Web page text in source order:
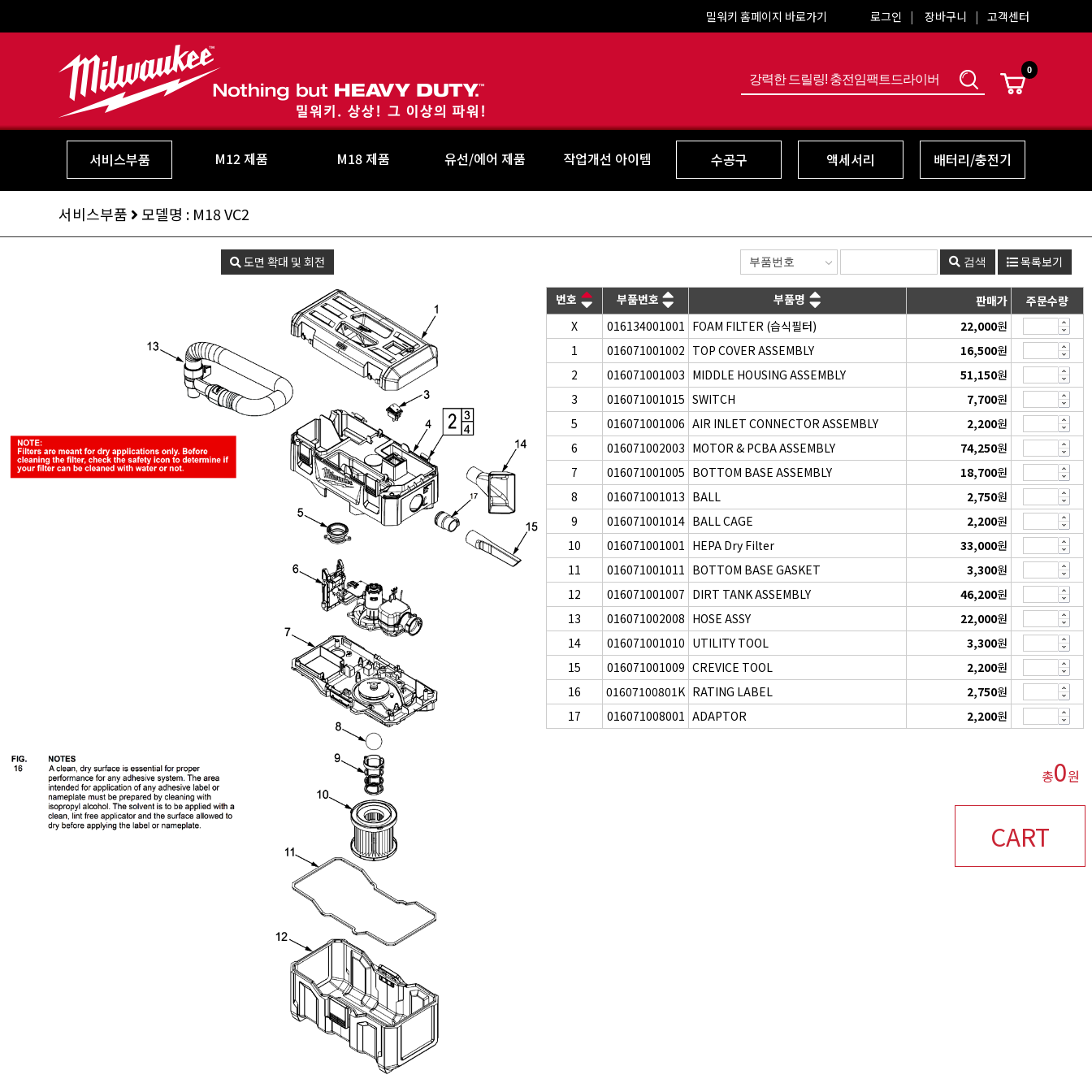
밀워키 홈페이지 바로가기 로그인 장바구니 고객센터
0
서비스부품 M12 제품 M18 제품 유선/에어 제품 작업개선 아이템 수공구 액세서리 배터리/충전기
서비스부품 모델명 : M18 VC2
도면 확대 및 회전 검색 목록보기
번호 부품번호 부품명 판매가
주문수량
X
016134001001 FOAM FILTER (습식필터) 22,000원
1
016071001002 TOP COVER ASSEMBLY 16,500원
2
016071001003 MIDDLE HOUSING ASSEMBLY 51,150원
3
016071001015 SWITCH 7,700원
5
016071001006 AIR INLET CONNECTOR ASSEMBLY 2,200원
6
016071002003 MOTOR & PCBA ASSEMBLY 74,250원
7
016071001005 BOTTOM BASE ASSEMBLY 18,700원
8
016071001013 BALL 2,750원
9
016071001014 BALL CAGE 2,200원
10
016071001001 HEPA Dry Filter 33,000원
11
016071001011 BOTTOM BASE GASKET 3,300원
12
016071001007 DIRT TANK ASSEMBLY 46,200원
13
016071002008 HOSE ASSY 22,000원
14
016071001010 UTILITY TOOL 3,300원
15
016071001009 CREVICE TOOL 2,200원
16
01607100801K RATING LABEL 2,750원
17
016071008001 ADAPTOR 2,200원
총0원
CART